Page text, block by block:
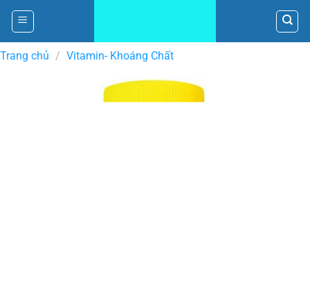
Skip
content
Trang chủ / Vitamin- Khoáng Chất